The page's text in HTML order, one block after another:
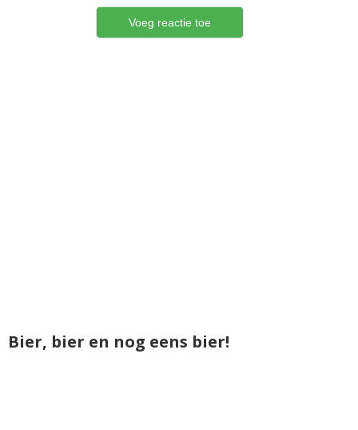
Bier, bier en nog eens bier!